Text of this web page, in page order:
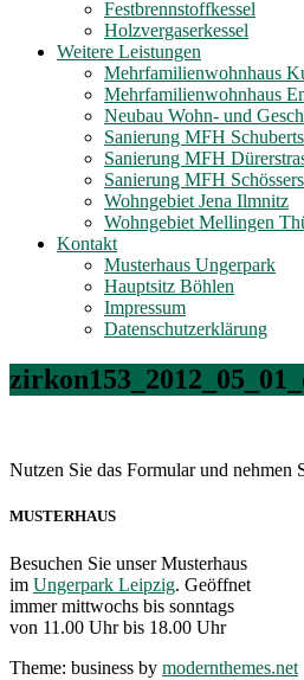
Festbrennstoffkessel
Holzvergaserkessel
Weitere Leistungen
Mehrfamilienwohnhaus
Mehrfamilienwohnhaus
Neubau Wohn- und
Sanierung MFH
Sanierung MFH
Sanierung MFH
Wohngebiet Jena Ilmnitz
Wohngebiet Mellingen
Kontakt
Musterhaus Ungerpark
Hauptsitz Böhlen
Impressum
Datenschutzerklärung
Nutzen Sie das Formular und nehmen
MUSTERHAUS
Besuchen Sie unser Musterhaus
im Ungerpark Leipzig. Geöffnet
immer mittwochs bis sonntags
von 11.00 Uhr bis 18.00 Uhr
Theme: business by modernthemes.net